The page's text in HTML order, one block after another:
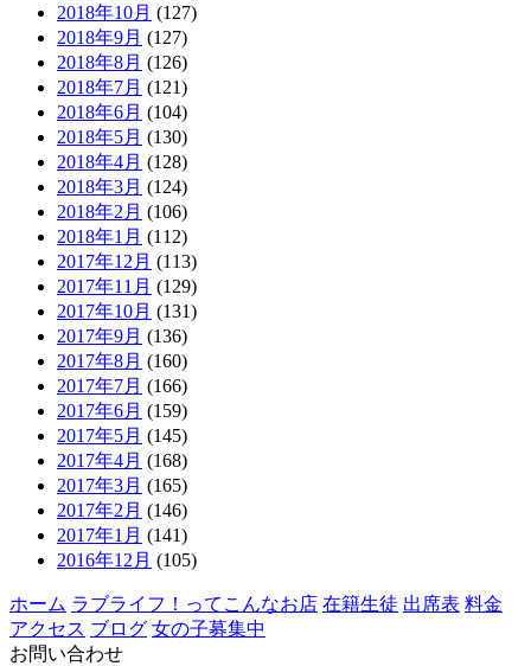
2018年10月 (127)
2018年9月 (127)
2018年8月 (126)
2018年7月 (121)
2018年6月 (104)
2018年5月 (130)
2018年4月 (128)
2018年3月 (124)
2018年2月 (106)
2018年1月 (112)
2017年12月 (113)
2017年11月 (129)
2017年10月 (131)
2017年9月 (136)
2017年8月 (160)
2017年7月 (166)
2017年6月 (159)
2017年5月 (145)
2017年4月 (168)
2017年3月 (165)
2017年2月 (146)
2017年1月 (141)
2016年12月 (105)
ホーム ラブライフ！ってこんなお店 在籍生徒 出席表 料金
アクセス ブログ 女の子募集中
お問い合わせ